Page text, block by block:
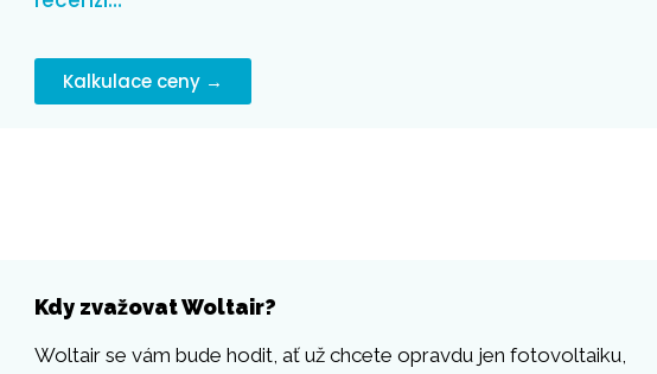
Kalkulace ceny →
Kdy zvažovat Woltair?
Woltair se vám bude hodit, ať už chcete opravdu jen fotovoltaiku,